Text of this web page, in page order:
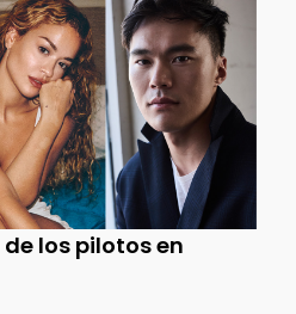
los pilotos en